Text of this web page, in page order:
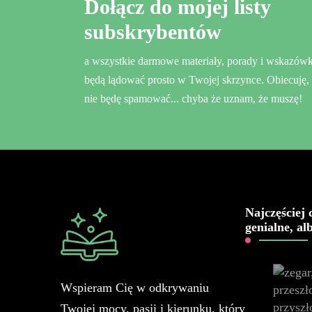
Dołącz do mojej listy
subskrybentów
a wszystkie darmowe materiały, porady i
będą lądować prosto w Twojej skrzynce. Obiecuję,
nie będę spamować... chyba że uznam, że muszę!
Wspieram Cię w odkrywaniu
Twojej mocy, pasji i kierunku, który
Najczęściej
genialne,